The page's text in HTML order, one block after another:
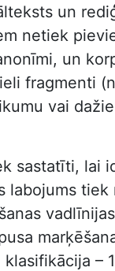
un
netiek
un
fragmenti
vai
sastatīti, lai
labojums tiek
–